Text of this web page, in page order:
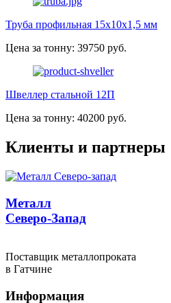
Труба профильная 15х10х1,5 мм
Цена за тонну: 39750 руб.
Швеллер стальной 12П
Цена за тонну: 40200 руб.
Клиенты и партнеры
Металл
Северо-Запад
Поставщик металлопроката
в Гатчине
Информация